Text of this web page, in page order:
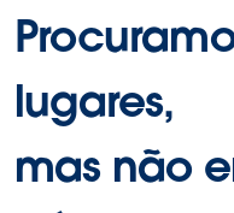
lugares,
mas não